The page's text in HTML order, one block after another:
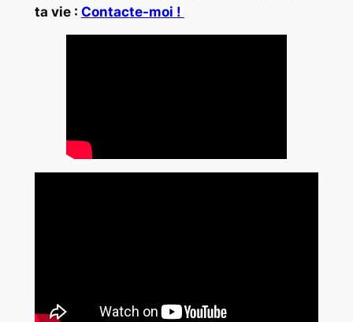
ta vie : Contacte-moi !